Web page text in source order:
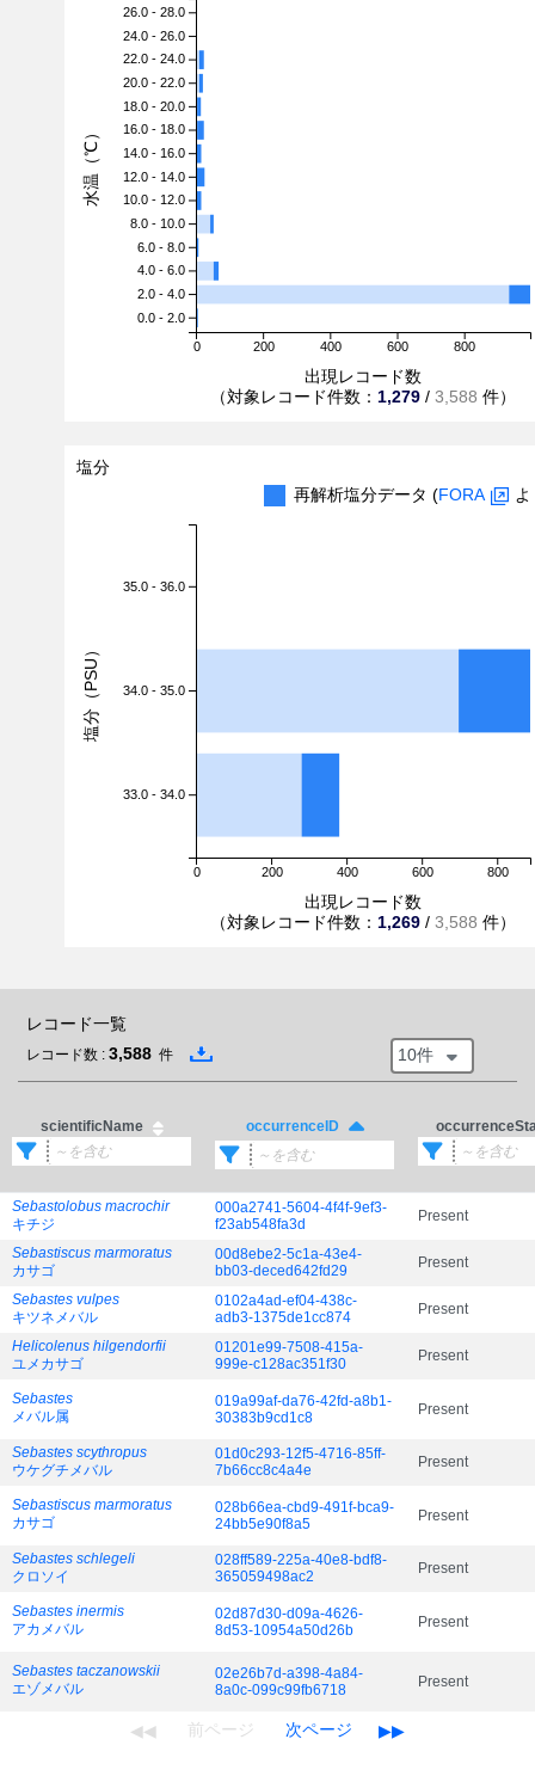
0 200 400 600 800
26.0 - 28.0
24.0 - 26.0
22.0 - 24.0
20.0 - 22.0
18.0 - 20.0
16.0 - 18.0
14.0 - 16.0
12.0 - 14.0
10.0 - 12.0
8.0 - 10.0
6.0 - 8.0
4.0 - 6.0
2.0 - 4.0
0.0 - 2.0
出現レコード数
（対象レコード件数： 1,279 / 3,588 件）
水温（℃）
塩分
再解析塩分データ (FORA
0 200 400 600 800
35.0 - 36.0
34.0 - 35.0
33.0 - 34.0
出現レコード数
（対象レコード件数： 1,269 / 3,588 件）
塩分（PSU）
レコード一覧
レコード数 : 3,588 件 10件
scientificName occurrenceID
Sebastolobus macrochir
キチジ
000a2741-5604-4f4f-9ef3-
f23ab548fa3d
Present
Sebastiscus marmoratus
カサゴ
00d8ebe2-5c1a-43e4-
bb03-deced642fd29
Present
Sebastes vulpes
キツネメバル
0102a4ad-ef04-438c-
adb3-1375de1cc874
Present
Helicolenus hilgendorfii
ユメカサゴ
01201e99-7508-415a-
999e-c128ac351f30
Present
Sebastes
メバル属
019a99af-da76-42fd-a8b1-
30383b9cd1c8
Present
Sebastes scythropus
ウケグチメバル
01d0c293-12f5-4716-85ff-
7b66cc8c4a4e
Present
Sebastiscus marmoratus
カサゴ
028b66ea-cbd9-491f-bca9-
24bb5e90f8a5
Present
Sebastes schlegeli
クロソイ
028ff589-225a-40e8-bdf8-
365059498ac2
Present
Sebastes inermis
アカメバル
02d87d30-d09a-4626-
8d53-10954a50d26b
Present
Sebastes taczanowskii
エゾメバル
02e26b7d-a398-4a84-
8a0c-099c99fb6718
Present